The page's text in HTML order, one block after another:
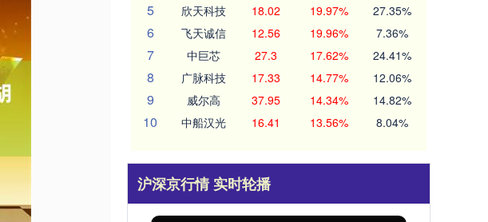
5 欣天科技 18.02 19.97% 27.35%
6 飞天诚信 12.56 19.96% 7.36%
7 中巨芯 27.3 17.62% 24.41%
8 广脉科技 17.33 14.77% 12.06%
9 威尔高 37.95 14.34% 14.82%
10 中船汉光 16.41 13.56% 8.04%
沪深京行情 实时轮播